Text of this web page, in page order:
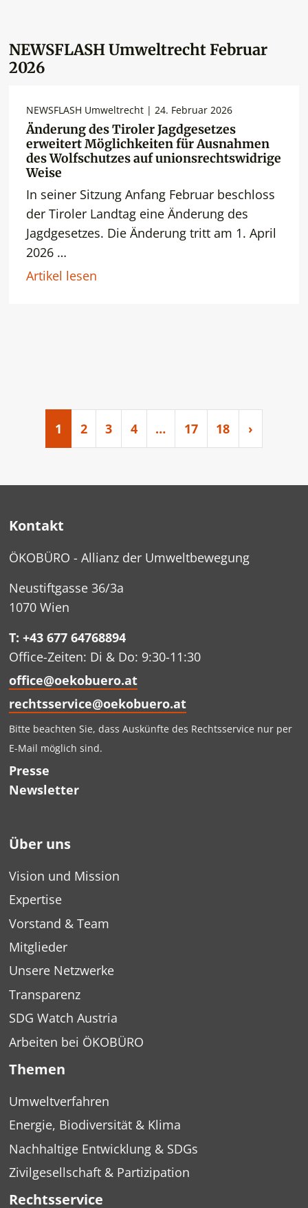
NEWSFLASH Umweltrecht Februar
2026
NEWSFLASH Umweltrecht | 24. Februar 2026
Änderung des Tiroler Jagdgesetzes
erweitert Möglichkeiten für Ausnahmen
des Wolfschutzes auf unionsrechtswidrige
Weise
In seiner Sitzung Anfang Februar beschloss
der Tiroler Landtag eine Änderung des
Jagdgesetzes. Die Änderung tritt am 1. April
2026 …
Artikel lesen
1 2 3 4 … 17 18 ›
Kontakt
ÖKOBÜRO - Allianz der Umweltbewegung
Neustiftgasse 36/3a
1070 Wien
T: +43 677 64768894
Office-Zeiten: Di & Do: 9:30-11:30
office@oekobuero.at
rechtsservice@oekobuero.at
Bitte beachten Sie, dass Auskünfte des Rechtsservice nur per
E-Mail möglich sind.
Presse
Newsletter
Über uns
Vision und Mission
Expertise
Vorstand & Team
Mitglieder
Unsere Netzwerke
Transparenz
SDG Watch Austria
Arbeiten bei ÖKOBÜRO
Themen
Umweltverfahren
Energie, Biodiversität & Klima
Nachhaltige Entwicklung & SDGs
Zivilgesellschaft & Partizipation
Rechtsservice